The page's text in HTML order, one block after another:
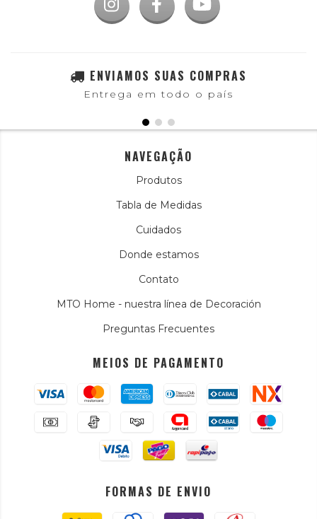
ENVIAMOS SUAS COMPRAS
Entrega em todo o país
NAVEGAÇÃO
Produtos
Tabla de Medidas
Cuidados
Donde estamos
Contato
MTO Home - nuestra línea de Decoración
Preguntas Frecuentes
MEIOS DE PAGAMENTO
FORMAS DE ENVIO